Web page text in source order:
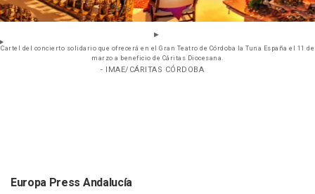
Cartel del concierto solidario que ofrecerá en el Gran Teatro de Córdoba la Tuna España el 11 de
marzo a beneficio de Cáritas Diocesana.
- IMAE/CÁRITAS CÓRDOBA
Europa Press Andalucía